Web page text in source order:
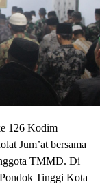
126 Kodim
Jum’at bersama
TMMD. Di
Tinggi Kota